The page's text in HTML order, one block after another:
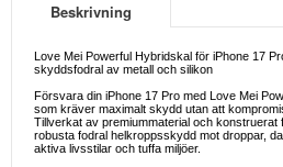
Beskrivning
Love Mei Powerful Hybridskal för iPhone 17
skyddsfodral av metall och silikon
Försvara din iPhone 17 Pro med Love Mei
som kräver maximalt skydd utan att
Tillverkat av premiummaterial och konstruerat
robusta fodral helkroppsskydd mot droppar,
aktiva livsstilar och tuffa miljöer.